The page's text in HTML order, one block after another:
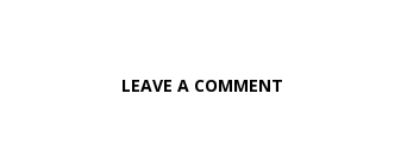
20:22Ex – vocalista do grupo Lasgo ,
LEAVE A COMMENT